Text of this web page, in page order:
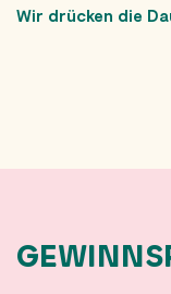
Wir drücken die